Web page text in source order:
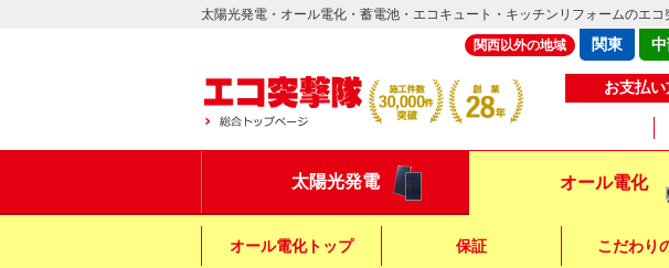
太陽光発電・オール電化・蓄電池・エコキュート・キッチンリフォームのエコ
お支払
関西以外の地域 関東
太陽光発電 オール電化
オール電化トップ 保証 こだわり